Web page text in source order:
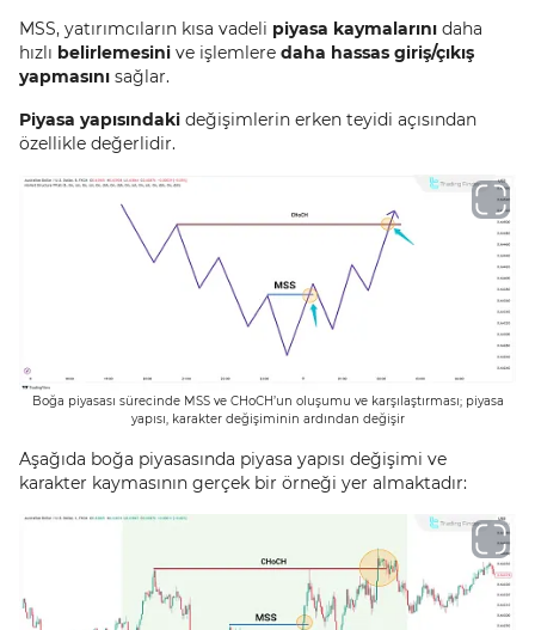
MSS, yatırımcıların kısa vadeli piyasa kaymalarını daha
hızlı belirlemesini ve işlemlere daha hassas giriş/çıkış
yapmasını sağlar.
Piyasa yapısındaki değişimlerin erken teyidi açısından
özellikle değerlidir.
Boğa piyasası sürecinde MSS ve CHoCH’un oluşumu ve karşılaştırması; piyasa
yapısı, karakter değişiminin ardından değişir
Aşağıda boğa piyasasında piyasa yapısı değişimi ve
karakter kaymasının gerçek bir örneği yer almaktadır: